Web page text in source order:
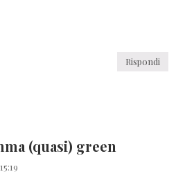
Rispondi
(quasi) green